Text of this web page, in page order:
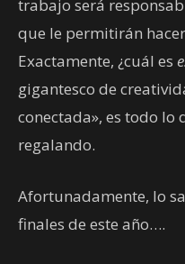
trabajo será
que le permitirán
Exactamente, ¿cuál es
gigantesco de
conectada», es todo lo
regalando.
Afortunadamente, lo
finales de este año….